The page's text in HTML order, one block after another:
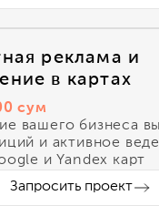
реклама и
в картах
сум
вашего бизнеса
и активное
и Yandex карт
Запросить проект